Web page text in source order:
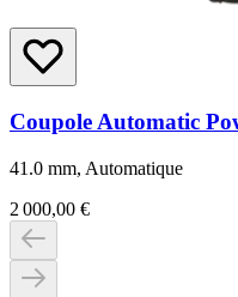
Coupole Automatic
41.0 mm, Automatique
2 000,00 €